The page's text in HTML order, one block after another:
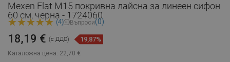
Mexen Flat M15 покривна лайсна за линеен сифон
60 см, черна - 1724060
(4) Въпроси(0)
Каталожна цена: 22,70 €
18,19 € (с ДДС) 19,87%